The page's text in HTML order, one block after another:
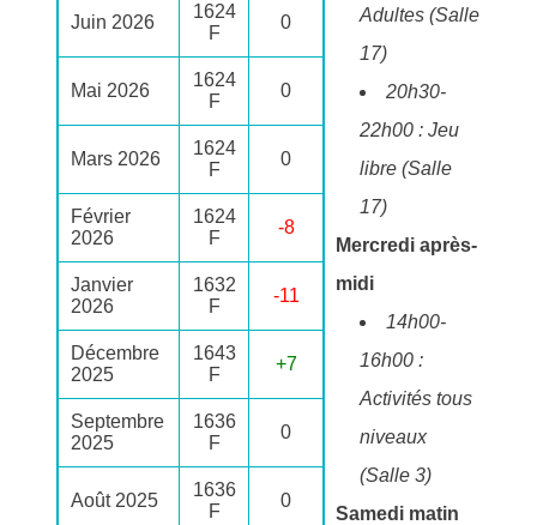
Juin 2026
1624
F
0
Mai 2026
1624
F
0
Mars 2026
1624
F
0
Février
2026
1624
F
-8
Janvier
2026
1632
F
-11
Décembre
2025
1643
F
+7
Septembre
2025
1636
F
0
Août 2025
1636
F
0
Adultes (Salle
17)
20h30-
22h00 : Jeu
libre (Salle
17)
Mercredi après-
midi
14h00-
16h00 :
Activités tous
niveaux
(Salle 3)
Samedi matin